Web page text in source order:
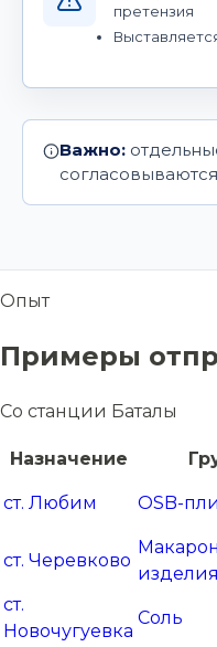
претензия
Важно:
Опыт
Примеры
Со станции Баталы
Назначение
ст. Любим OSB-
ст. Черевково
изделия
ст.
Новочугуевка
Соль